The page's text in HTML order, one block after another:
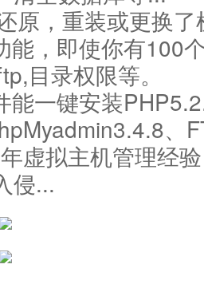
原，重装或更换
能，即使你有100
目录权限等。
能一键安装
、
虚拟主机管理经
侵...